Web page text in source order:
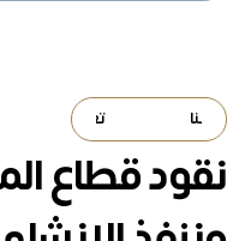
تعرف عليــــنا تعرف عليــــنا
نقود قطاع